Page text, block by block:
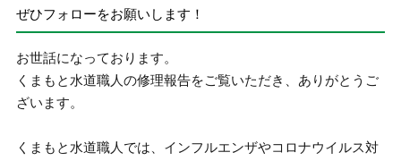
ぜひフォローをお願いします！
お世話になっております。
くまもと水道職人の修理報告をご覧いただき、ありがとうご
ざいます。
くまもと水道職人では、インフルエンザやコロナウイルス対